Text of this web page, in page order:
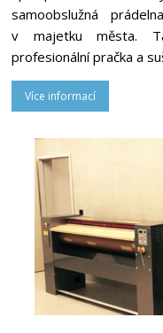
samoobslužná
v majetku města.
profesionální pračka a
Více informací